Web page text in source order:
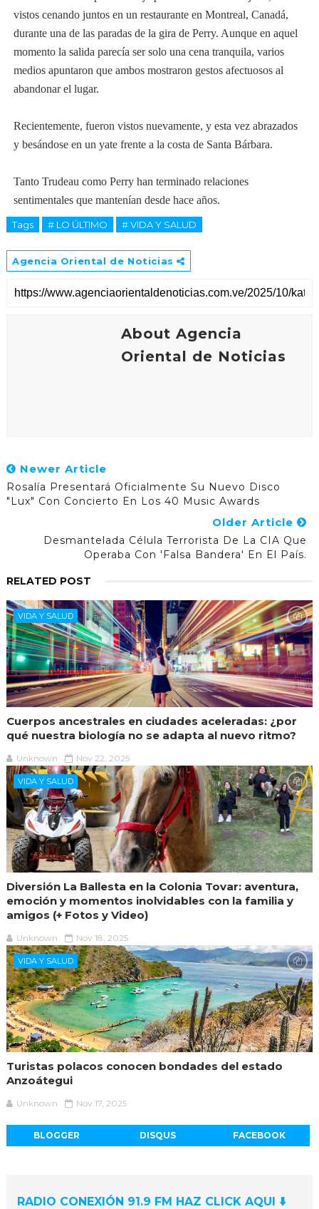
vistos cenando juntos en un restaurante en Montreal, Canadá,
durante una de las paradas de la gira de Perry. Aunque en aquel
momento la salida parecía ser solo una cena tranquila, varios
medios apuntaron que ambos mostraron gestos afectuosos al
abandonar el lugar.
Recientemente, fueron vistos nuevamente, y esta vez abrazados
y besándose en un yate frente a la costa de Santa Bárbara.
Tanto Trudeau como Perry han terminado relaciones
sentimentales que mantenían desde hace años.
Tags # LO ÚLTIMO # VIDA Y SALUD
Agencia Oriental de Noticias
About Agencia
Oriental de Noticias
Newer Article
Rosalía Presentará Oficialmente Su Nuevo Disco
"Lux" Con Concierto En Los 40 Music Awards
Older Article
Desmantelada Célula Terrorista De La CIA Que
Operaba Con 'falsa Bandera' En El País.
RELATED POST
VIDA Y SALUD
Cuerpos ancestrales en ciudades aceleradas: ¿por
qué nuestra biología no se adapta al nuevo ritmo?
Unknown Nov 22, 2025
VIDA Y SALUD
Diversión La Ballesta en la Colonia Tovar: aventura,
emoción y momentos inolvidables con la familia y
amigos (+ Fotos y Video)
Unknown Nov 18, 2025
VIDA Y SALUD
Turistas polacos conocen bondades del estado
Anzoátegui
Unknown Nov 17, 2025
BLOGGER DISQUS FACEBOOK
RADIO CONEXIÓN 91.9 FM HAZ CLICK AQUI ⬇️